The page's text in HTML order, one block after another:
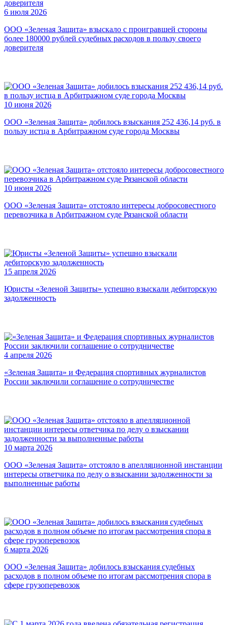
6 июля 2026
ООО «Зеленая Защита» взыскало с проигравшей стороны
более 180000 рублей судебных расходов в пользу своего
доверителя
10 июня 2026
ООО «Зеленая Защита» добилось взыскания 252 436,14 руб. в
пользу истца в Арбитражном суде города Москвы
10 июня 2026
ООО «Зеленая Защита» отстояло интересы добросовестного
перевозчика в Арбитражном суде Рязанской области
15 апреля 2026
Юристы «Зеленой Защиты» успешно взыскали дебиторскую
задолженность
4 апреля 2026
«Зеленая Защита» и Федерация спортивных журналистов
России заключили соглашение о сотрудничестве
10 марта 2026
ООО «Зеленая Защита» отстояло в апелляционной инстанции
интересы ответчика по делу о взыскании задолженности за
выполненные работы
6 марта 2026
ООО «Зеленая Защита» добилось взыскания судебных
расходов в полном объеме по итогам рассмотрения спора в
сфере грузоперевозок